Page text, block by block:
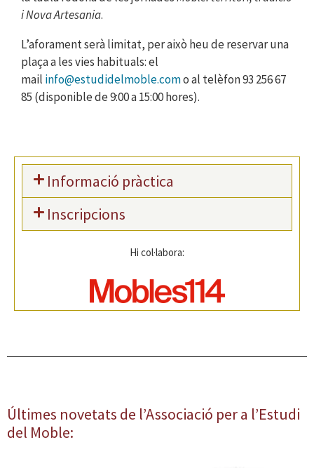
i Nova Artesania.
L’aforament serà limitat, per això heu de reservar una
plaça a les vies habituals:el
mail info@estudidelmoble.como al telèfon 93 256 67
85 (disponible de 9:00 a 15:00 hores).
Informació pràctica
Inscripcions
Hi col·labora:
Últimes novetats de l’Associació per a l’Estudi
del Moble: